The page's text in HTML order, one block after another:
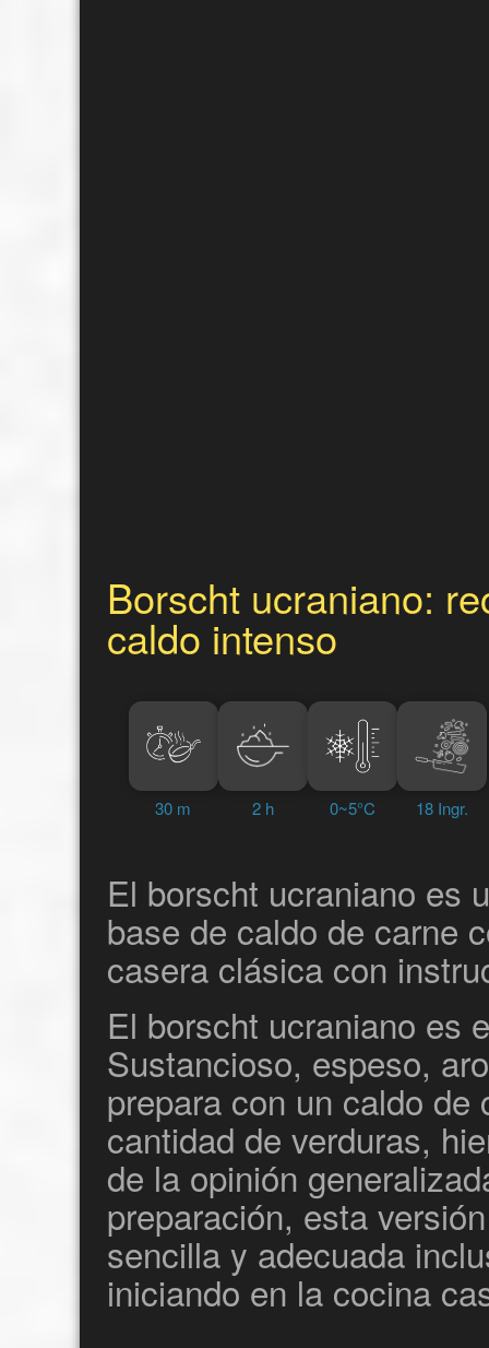
Borscht ucraniano:
caldo intenso
30 m 2 h 0~5°C 18 Ingr.
El borscht ucraniano es
base de caldo de carne
casera clásica con
El borscht ucraniano es
Sustancioso, espeso,
prepara con un caldo
cantidad de verduras,
de la opinión
preparación, esta
sencilla y adecuada
iniciando en la cocina